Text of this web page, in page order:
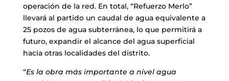
operación de la red. En total, “Refuerzo Merlo”
llevará al partido un caudal de agua equivalente a
25 pozos de agua subterránea, lo que permitirá a
futuro, expandir el alcance del agua superficial
hacia otras localidades del distrito.
“Es la obra más importante a nivel agua